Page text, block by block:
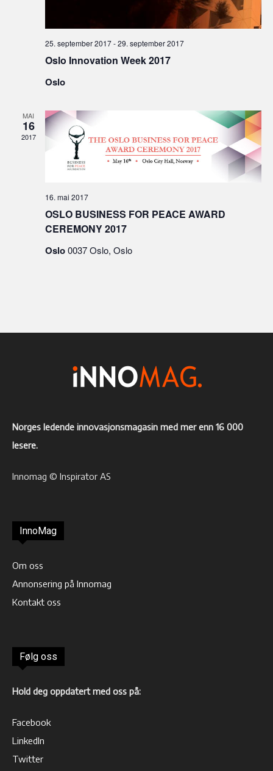
25. september 2017-29. september 2017
Oslo Innovation Week 2017
Oslo
MAI
16
2017
16. mai 2017
OSLO BUSINESS FOR PEACE AWARD
CEREMONY 2017
Oslo0037 Oslo, Oslo
Norges ledende innovasjonsmagasin med mer enn 16 000
lesere.
Innomag © Inspirator AS
InnoMag
Om oss
Annonsering på Innomag
Kontakt oss
Følg oss
Hold deg oppdatert med oss på:
Facebook
LinkedIn
Twitter